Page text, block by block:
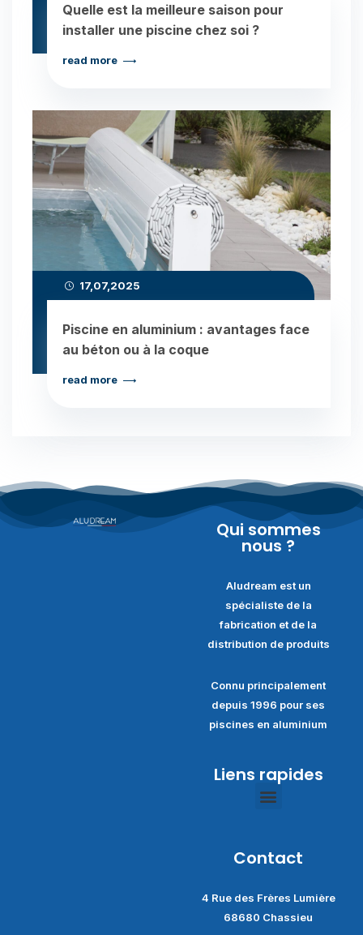
Quelle est la meilleure saison pour
installer une piscine chez soi ?
read more
17,07,2025
Piscine en aluminium : avantages face
au béton ou à la coque
read more
Qui sommes
nous ?
Aludream est un
spécialiste de la
fabrication et de la
distribution de produits
Connu principalement
depuis 1996 pour ses
piscines en aluminium
Liens rapides
Contact
4 Rue des Frères Lumière
68680 Chassieu